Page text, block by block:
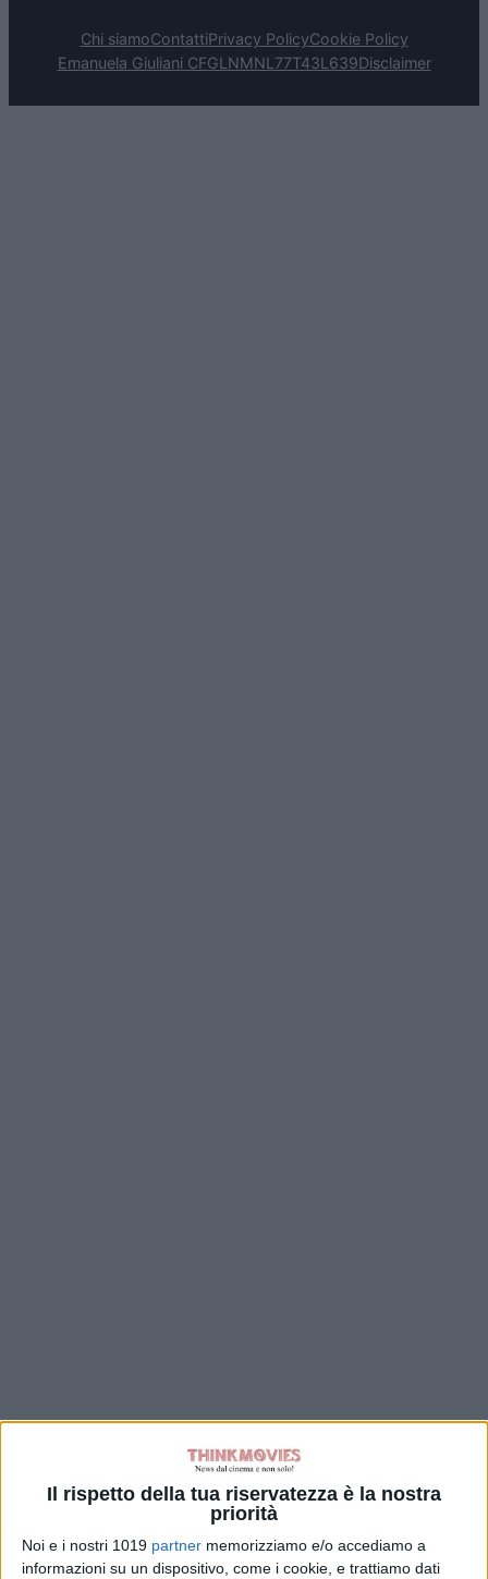
Il rispetto della tua riservatezza è la nostra
priorità
Noi e i nostri 1019 partner memorizziamo e/o accediamo a
informazioni su un dispositivo, come i cookie, e trattiamo dati
Chi siamoContattiPrivacy PolicyCookie Policy
Emanuela Giuliani CFGLNMNL77T43L639Disclaimer